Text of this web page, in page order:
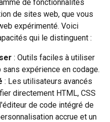
de fonctionnalités
de sites web, que vous
expérimenté. Voici
qui le distinguent :
: Outils faciles à utiliser
expérience en codage.
: Les utilisateurs avancés
directement HTML, CSS
de code intégré de
accrue et un